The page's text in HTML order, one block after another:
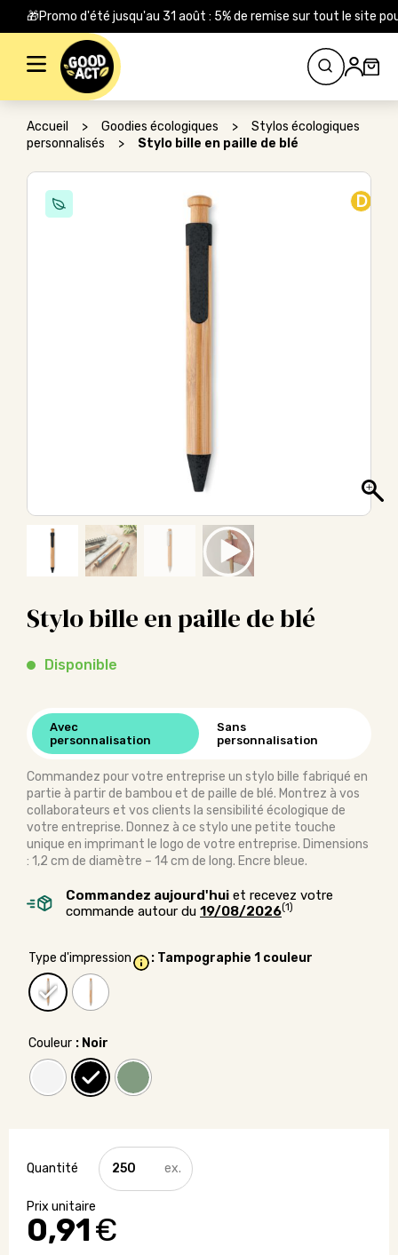
🎁Promo d'été jusqu'au 31 août : 5% de remise sur tout le site
Rechercher :
Accueil > Goodies écologiques >
Stylos écologiques
personnalisés
> Stylo bille en paille de blé
D
Stylo bille en paille de blé
Disponible
Avec
personnalisation
Sans
personnalisation
Commandez pour votre entreprise un stylo bille fabriqué en
partie à partir de bambou et de paille de blé. Montrez à vos
collaborateurs et vos clients la sensibilité écologique de
votre entreprise. Donnez à ce stylo une petite touche
unique en imprimant le logo de votre entreprise. Dimensions
: 1,2 cm de diamètre – 14 cm de long. Encre bleue.
Commandez aujourd'hui et recevez votre
commande autour du 19/08/2026(1)
Type d'impression : Tampographie 1 couleur
Couleur : Noir
0,91€
quantité
de
Stylo
en
paille